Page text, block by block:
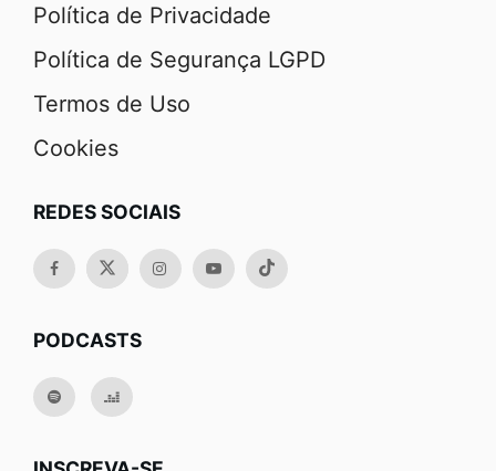
Política de Privacidade
Política de Segurança LGPD
Termos de Uso
Cookies
REDES SOCIAIS
PODCASTS